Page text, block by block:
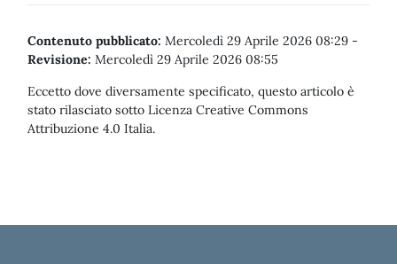
Contenuto pubblicato: Mercoledì 29 Aprile 2026 08:29 -
Revisione: Mercoledì 29 Aprile 2026 08:55
Eccetto dove diversamente specificato, questo articolo è
stato rilasciato sotto Licenza Creative Commons
Attribuzione 4.0 Italia.